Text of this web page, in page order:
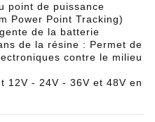
point de puissance
Power Point Tracking)
de la batterie
de la résine : Permet de
contre le milieu
12V - 24V - 36V et 48V en